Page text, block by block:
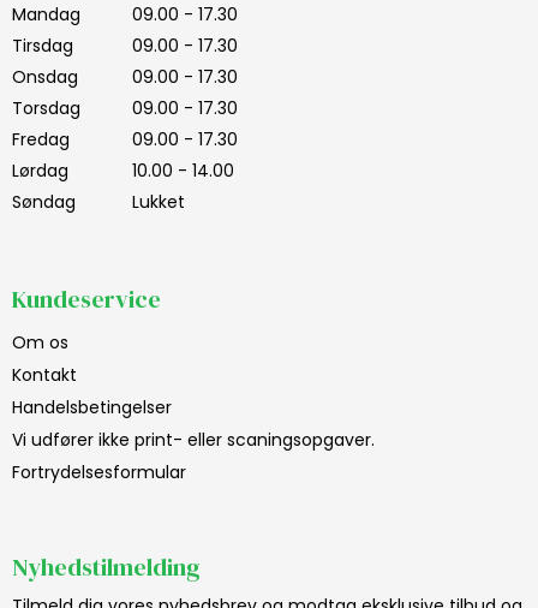
Mandag
09.00 - 17.30
Tirsdag
09.00 - 17.30
Onsdag
09.00 - 17.30
Torsdag
09.00 - 17.30
Fredag
09.00 - 17.30
Lørdag
10.00 - 14.00
Søndag
Lukket
Kundeservice
Om os
Kontakt
Handelsbetingelser
Vi udfører ikke print- eller scaningsopgaver.
Fortrydelsesformular
Nyhedstilmelding